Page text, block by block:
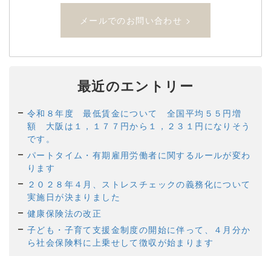
メールでのお問い合わせ >
最近のエントリー
令和８年度 最低賃金について 全国平均５５円増
額 大阪は１，１７７円から１，２３１円になりそう
です。
パートタイム・有期雇用労働者に関するルールが変わ
ります
２０２８年４月、ストレスチェックの義務化について
実施日が決まりました
健康保険法の改正
子ども・子育て支援金制度の開始に伴って、４月分か
ら社会保険料に上乗せして徴収が始まります